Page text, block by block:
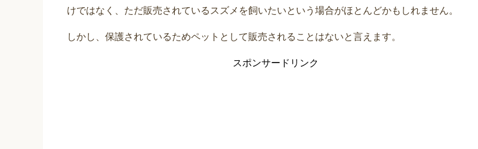
けではなく、ただ販売されているスズメを飼いたいという場合がほとんどかもしれません。
しかし、保護されているためペットとして販売されることはないと言えます。
スポンサードリンク